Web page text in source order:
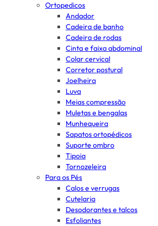
Ortopedicos
Andador
Cadeira de banho
Cadeira de rodas
Cinta e faixa abdominal
Colar cervical
Corretor postural
Joelheira
Luva
Meias compressão
Muletas e bengalas
Munhequeira
Sapatos ortopédicos
Suporte ombro
Tipoia
Tornozeleira
Para os Pés
Calos e verrugas
Cutelaria
Desodorantes e talcos
Esfoliantes